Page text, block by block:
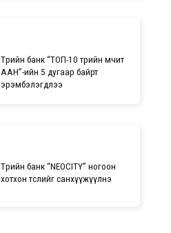
Төрийн банк “ТОП-10 төрийн өмчит
ААН”-ийн 5 дугаар байрт
эрэмбэлэгдлээ
Төрийн банк “NEOCITY” ногоон
хотхон төслийг санхүүжүүлнэ